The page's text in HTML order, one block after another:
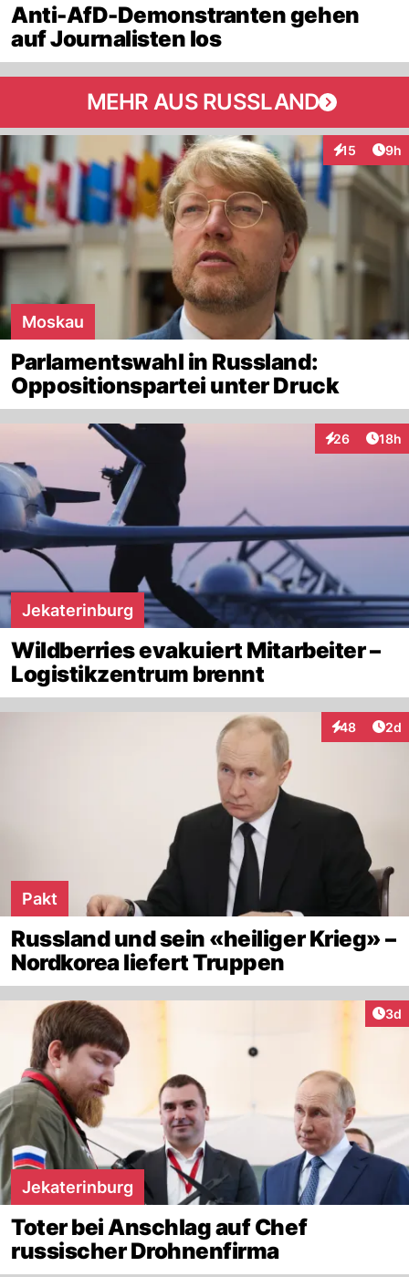
Anti-AfD-Demonstranten gehen
auf Journalisten los
MEHR AUS RUSSLAND
15
Interaktionen
9h
Moskau
Parlamentswahl in Russland:
Oppositionspartei unter Druck
26
Interaktionen
18h
Jekaterinburg
Wildberries evakuiert Mitarbeiter –
Logistikzentrum brennt
48
Interaktionen
2d
Pakt
Russland und sein «heiliger Krieg» –
Nordkorea liefert Truppen
3d
Jekaterinburg
Toter bei Anschlag auf Chef
russischer Drohnenfirma